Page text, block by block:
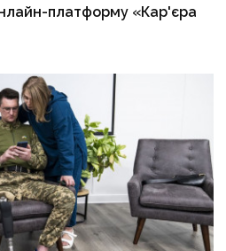
платформу «Кар'єра